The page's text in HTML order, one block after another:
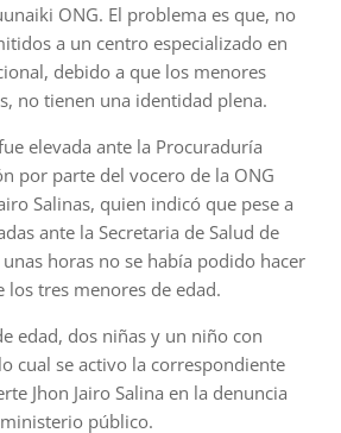
ONG. El problema es que, no
a un centro especializado en
debido a que los menores
no tienen una identidad plena.
elevada ante la Procuraduría
por parte del vocero de la ONG
Salinas, quien indicó que pese a
ante la Secretaria de Salud de
horas no se había podido hacer
los tres menores de edad.
edad, dos niñas y un niño con
cual se activo la correspondiente
Jhon Jairo Salina en la denuncia
público.